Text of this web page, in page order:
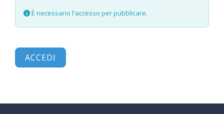
NEWS
CONTATTI
ASSISTENZA
È necessario l'accesso per pubblicare.
ACCEDI